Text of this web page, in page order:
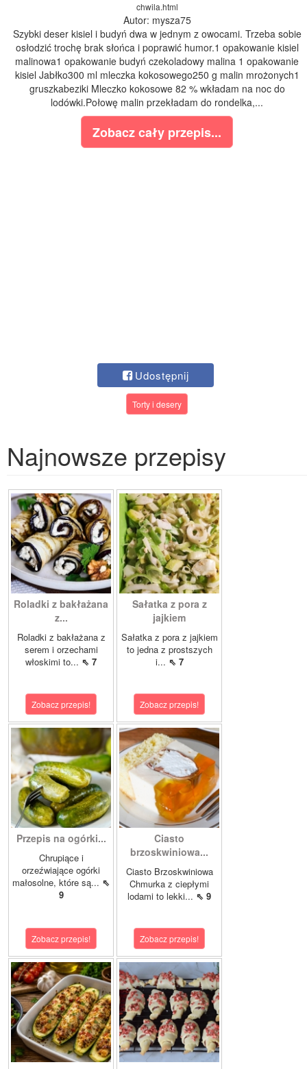
chwila.html
Autor: mysza75
Szybki deser kisiel i budyń dwa w jednym z owocami. Trzeba sobie
osłodzić trochę brak słońca i poprawić humor.1 opakowanie kisiel
malinowa1 opakowanie budyń czekoladowy malina 1 opakowanie
kisiel Jabłko300 ml mleczka kokosowego250 g malin mrożonych1
gruszkabeziki Mleczko kokosowe 82 % wkładam na noc do
lodówki.Połowę malin przekładam do rondelka,...
Zobacz cały przepis...
Udostępnij
Torty i desery
Najnowsze przepisy
Roladki z bakłażana
z...
Roladki z bakłażana z
serem i orzechami
włoskimi to... ⇖ 7
Zobacz przepis!
Sałatka z pora z
jajkiem
Sałatka z pora z jajkiem
to jedna z prostszych
i... ⇖ 7
Zobacz przepis!
Przepis na ogórki...
Chrupiące i
orzeźwiające ogórki
małosolne, które są... ⇖
9
Zobacz przepis!
Ciasto
brzoskwiniowa...
Ciasto Brzoskwiniowa
Chmurka z ciepłymi
lodami to lekki... ⇖ 9
Zobacz przepis!